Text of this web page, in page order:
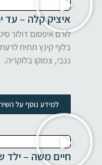
איציק קלה – עד
לורם איפסום דולור
בלוף קינץ תתיח
ננבי, צמוקו בלוקריה.
למידע נוסף על השיר
חיים משה – ילד